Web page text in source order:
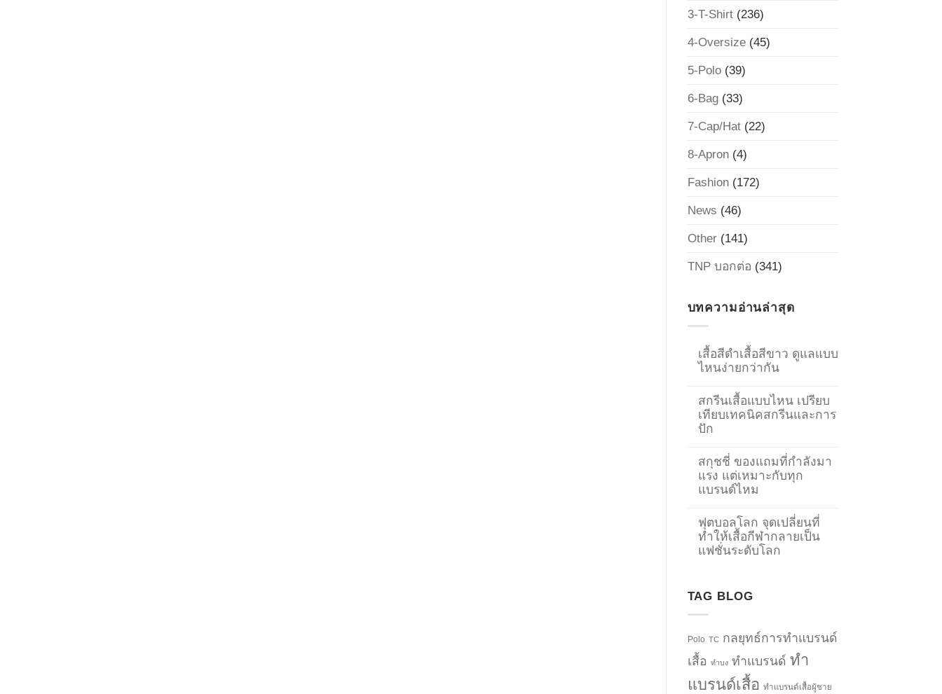
3-T-Shirt(236)
4-Oversize(45)
5-Polo(39)
6-Bag(33)
7-Cap/Hat(22)
8-Apron(4)
Fashion(172)
News (46)
Other(141)
TNP บอกต่อ (341)
บทความอ่านล่าสุด
เสื้อสีดำเสื้อสีขาว ดูแลแบบ
ไหนง่ายกว่ากัน
สกรีนเสื้อแบบไหน เปรียบ
เทียบเทคนิคสกรีนและการ
ปัก
สกุชชี่ ของแถมที่กำลังมา
แรง แต่เหมาะกับทุก
แบรนด์ไหม
ฟุตบอลโลก จุดเปลี่ยนที่
ทำให้เสื้อกีฬากลายเป็น
แฟชั่นระดับโลก
TAG BLOG
Polo TC กลยุทธ์การทำแบรนด์
เสื้อ ทำบง ทำแบรนด์ ทำ
แบรนด์เสื้อ ทำแบรนด์เสื้อผู้ชาย